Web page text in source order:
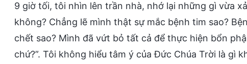
9 giờ tối, tôi nhìn lên trần nhà, nhớ lại những gì vừa
không? Chẳng lẽ mình thật sự mắc bệnh tim sao?
chết sao? Mình đã vứt bỏ tất cả để thực hiện bổn
chứ?”. Tôi không hiểu tâm ý của Đức Chúa Trời là gì